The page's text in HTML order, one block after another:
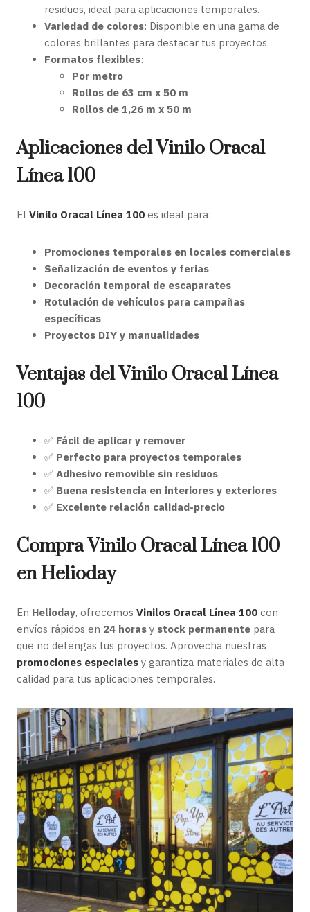
residuos, ideal para aplicaciones temporales.
Variedad de colores: Disponible en una gama de
colores brillantes para destacar tus proyectos.
Formatos flexibles:
Por metro
Rollos de 63 cm x 50 m
Rollos de 1,26 m x 50 m
Aplicaciones del Vinilo Oracal
Línea 100
El Vinilo Oracal Línea 100 es ideal para:
Promociones temporales en locales comerciales
Señalización de eventos y ferias
Decoración temporal de escaparates
Rotulación de vehículos para campañas
específicas
Proyectos DIY y manualidades
Ventajas del Vinilo Oracal Línea
100
✅ Fácil de aplicar y remover
✅ Perfecto para proyectos temporales
✅ Adhesivo removible sin residuos
✅ Buena resistencia en interiores y exteriores
✅ Excelente relación calidad-precio
Compra Vinilo Oracal Línea 100
en Helioday
En Helioday, ofrecemos Vinilos Oracal Línea 100 con
envíos rápidos en 24 horas y stock permanente para
que no detengas tus proyectos. Aprovecha nuestras
promociones especiales y garantiza materiales de alta
calidad para tus aplicaciones temporales.